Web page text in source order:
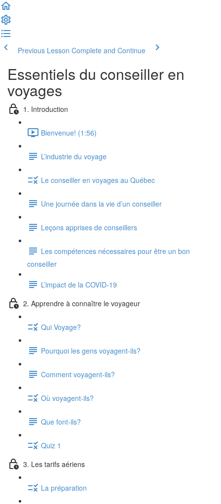
Previous Lesson Complete and Continue
Essentiels du conseiller en
voyages
1. Introduction
Bienvenue! (1:56)
L’industrie du voyage
Le conseiller en voyages au Québec
Une journée dans la vie d’un conseiller
Leçons apprises de conseillers
Les compétences nécessaires pour être un bon
conseiller
L’impact de la COVID-19
2. Apprendre à connaître le voyageur
Qui Voyage?
Pourquoi les gens voyagent-ils?
Comment voyagent-ils?
Où voyagent-ils?
Que font-ils?
Quiz 1
3. Les tarifs aériens
La préparation